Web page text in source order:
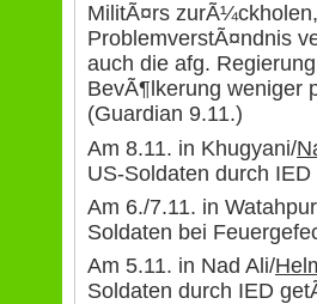
MilitÃ¤rs
ProblemverstÃ¤ndnis
auch die afg.
BevÃ¶lkerung weniger
(Guardian 9.11.)
Am 8.11. in Khugyani/
US-Soldaten durch
Am 6./7.11. in
Soldaten bei
Am 5.11. in Nad Ali/
Soldaten durch IED